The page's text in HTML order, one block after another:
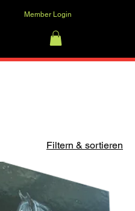
Anmelden
Member Login
Filtern & sortieren